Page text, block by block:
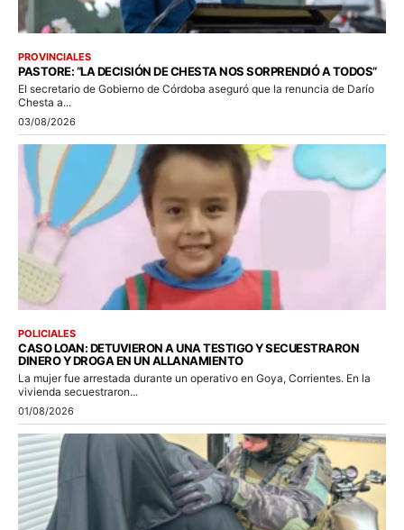
PROVINCIALES
PASTORE: “LA DECISIÓN DE CHESTA NOS SORPRENDIÓ A TODOS”
El secretario de Gobierno de Córdoba aseguró que la renuncia de Darío
Chesta a...
03/08/2026
POLICIALES
CASO LOAN: DETUVIERON A UNA TESTIGO Y SECUESTRARON
DINERO Y DROGA EN UN ALLANAMIENTO
La mujer fue arrestada durante un operativo en Goya, Corrientes. En la
vivienda secuestraron...
01/08/2026